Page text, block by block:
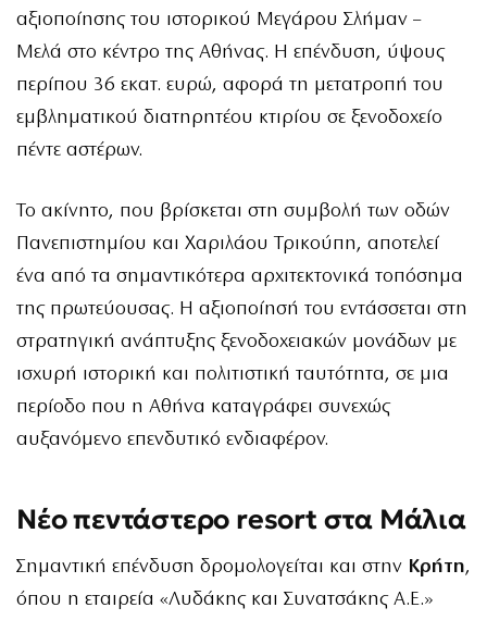
αξιοποίησης του ιστορικού Μεγάρου Σλήμαν –
Μελά στο κέντρο της Αθήνας. Η επένδυση, ύψους
περίπου 36 εκατ. ευρώ, αφορά τη μετατροπή του
εμβληματικού διατηρητέου κτιρίου σε ξενοδοχείο
πέντε αστέρων.
Το ακίνητο, που βρίσκεται στη συμβολή των οδών
Πανεπιστημίου και Χαριλάου Τρικούπη, αποτελεί
ένα από τα σημαντικότερα αρχιτεκτονικά τοπόσημα
της πρωτεύουσας. Η αξιοποίησή του εντάσσεται στη
στρατηγική ανάπτυξης ξενοδοχειακών μονάδων με
ισχυρή ιστορική και πολιτιστική ταυτότητα, σε μια
περίοδο που η Αθήνα καταγράφει συνεχώς
αυξανόμενο επενδυτικό ενδιαφέρον.
Νέο πεντάστερο resort στα Μάλια
Σημαντική επένδυση δρομολογείται και στην Κρήτη,
όπου η εταιρεία «Λυδάκης και Συνατσάκης Α.Ε.»